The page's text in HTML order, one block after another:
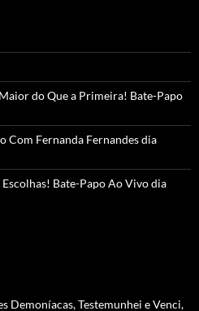
do Que a Primeira! Bate-Papo
Com Fernanda Fernandes dia
Bate-Papo Ao Vivo dia
Demoníacas, Testemunhei e Venci,